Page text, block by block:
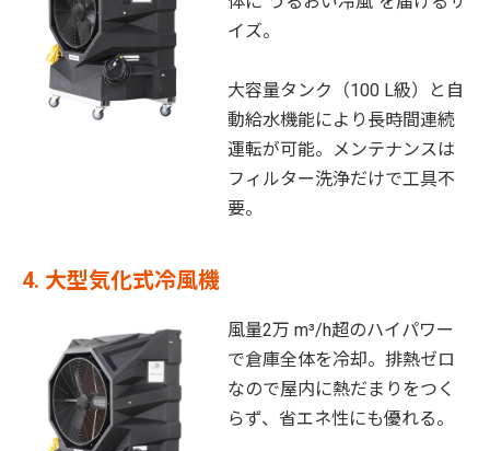
イズ。
大容量タンク（100 L級）と自
動給水機能により長時間連続
運転が可能。メンテナンスは
フィルター洗浄だけで工具不
要。
4. 大型気化式冷風機
風量2万 m³/h超のハイパワー
で倉庫全体を冷却。排熱ゼロ
なので屋内に熱だまりをつく
らず、省エネ性にも優れる。